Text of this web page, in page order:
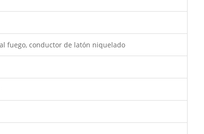
fuego, conductor de latón niquelado